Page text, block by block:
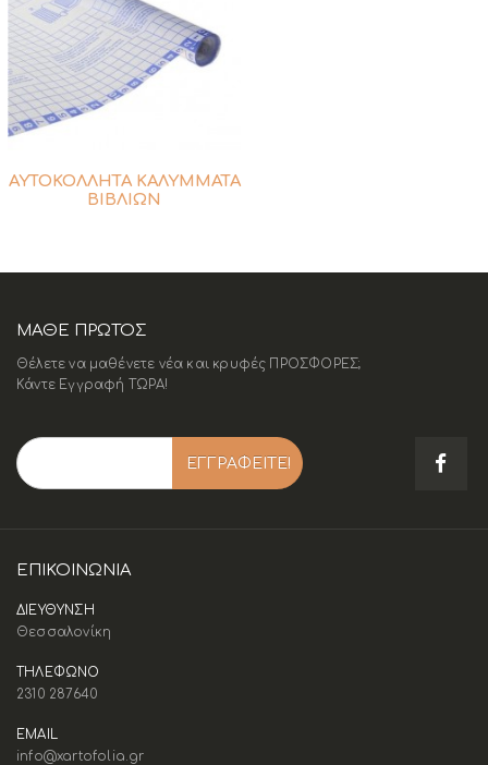
ΑΥΤΟΚΟΛΛΗΤΑ ΚΑΛΥΜΜΑΤΑ
ΒΙΒΛΙΩΝ
ΜΑΘΕ ΠΡΩΤΟΣ
Θέλετε να μαθένετε νέα και κρυφές ΠΡΟΣΦΟΡΕΣ;
Κάντε Εγγραφή ΤΩΡΑ!
ΕΠΙΚΟΙΝΩΝΊΑ
ΔΙΕΥΘΥΝΣΗ
Θεσσαλονίκη
ΤΗΛΕΦΩΝΟ
2310 287640
EMAIL
info@xartofolia.gr